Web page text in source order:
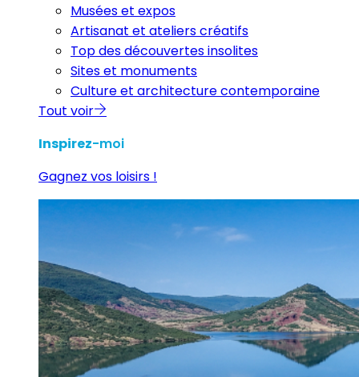
Musées et expos
Artisanat et ateliers créatifs
Top des découvertes insolites
Sites et monuments
Culture et architecture contemporaine
Tout voir
Inspirez-moi
Gagnez vos loisirs !